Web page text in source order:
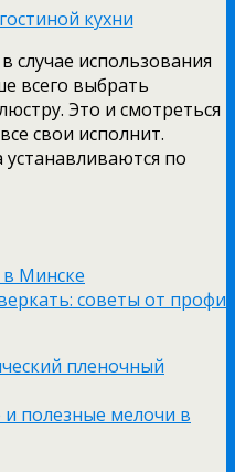
использования
всего выбрать
Это и смотреться
свои исполнит.
по
Минске
советы от профи
пленочный
и полезные мелочи в